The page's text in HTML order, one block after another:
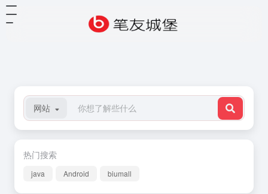
网站
热门搜索
java Android biumall